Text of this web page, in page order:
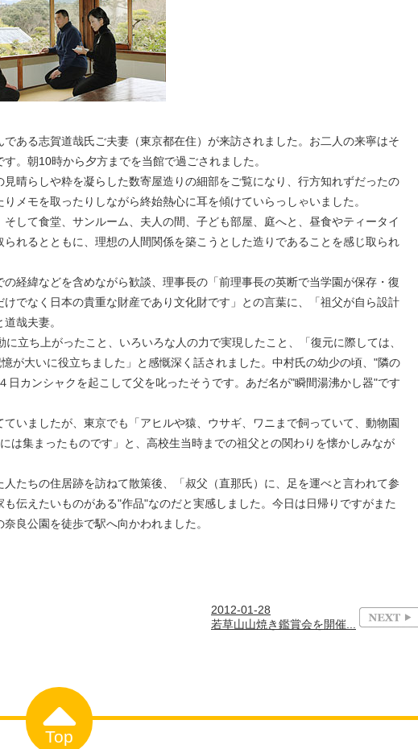
ある志賀道哉氏ご夫妻（東京都在住）が来訪されました。お二人の来寧はそ
。朝10時から夕方までを当館で過ごされました。
晴らしや粋を凝らした数寄屋造りの細部をご覧になり、行方知れずだったの
メモを取ったりしながら終始熱心に耳を傾けていらっしゃいました。
して食堂、サンルーム、夫人の間、子ども部屋、庭へと、昼食やティータイ
れるとともに、理想の人間関係を築こうとした造りであることを感じ取られ
経緯などを含めながら歓談、理事長の「前理事長の英断で当学園が保存・復
でなく日本の貴重な財産であり文化財です」との言葉に、「祖父が自ら設計
哉夫妻。
立ち上がったこと、いろいろな人の力で実現したこと、「復元に際しては、
が大いに役立ちました」と感慨深く話されました。中村氏の幼少の頃、"隣の
カンシャクを起こして父を叱ったそうです。あだ名が"瞬間湯沸かし器"です
いましたが、東京でも「アヒルや猿、ウサギ、ワニまで飼っていて、動物園
は集まったものです」と、高校生当時までの祖父との関わりを懐かしみなが
たちの住居跡を訪ねて散策後、「叔父（直那氏）に、足を運べと言われて参
伝えたいものがある"作品"なのだと実感しました。今日は日帰りですがまた
良公園を徒歩で駅へ向かわれました。
2012-01-28
若草山山焼き鑑賞会を開催...
Top